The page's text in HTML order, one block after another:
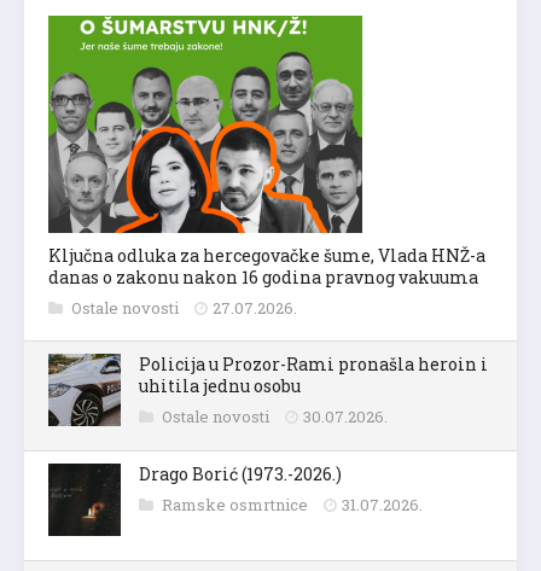
Ključna odluka za hercegovačke šume, Vlada HNŽ-a
danas o zakonu nakon 16 godina pravnog vakuuma
Ostale novosti 27.07.2026.
Policija u Prozor-Rami pronašla heroin i
uhitila jednu osobu
Ostale novosti 30.07.2026.
Drago Borić (1973.-2026.)
Ramske osmrtnice 31.07.2026.